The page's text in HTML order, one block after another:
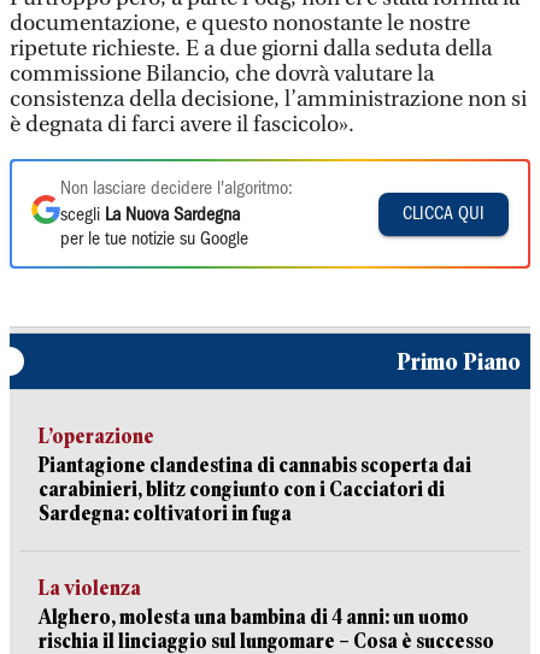
documentazione, e questo nonostante le nostre
ripetute richieste. E a due giorni dalla seduta della
commissione Bilancio, che dovrà valutare la
consistenza della decisione, l’amministrazione non si
è degnata di farci avere il fascicolo».
Non lasciare decidere l'algoritmo:
scegli La Nuova Sardegna
per le tue notizie su Google
CLICCA QUI
Primo Piano
L’operazione
Piantagione clandestina di cannabis scoperta dai
carabinieri, blitz congiunto con i Cacciatori di
Sardegna: coltivatori in fuga
La violenza
Alghero, molesta una bambina di 4 anni: un uomo
rischia il linciaggio sul lungomare – Cosa è successo